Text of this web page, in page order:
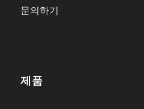
문의하기
제품